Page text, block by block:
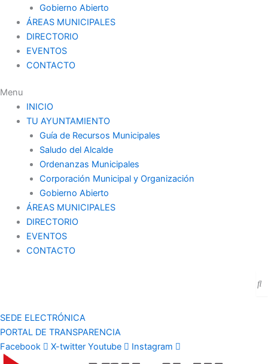
Gobierno Abierto
ÁREAS MUNICIPALES
DIRECTORIO
EVENTOS
CONTACTO
Menu
INICIO
TU AYUNTAMIENTO
Guía de Recursos Municipales
Saludo del Alcalde
Ordenanzas Municipales
Corporación Municipal y Organización
Gobierno Abierto
ÁREAS MUNICIPALES
DIRECTORIO
EVENTOS
CONTACTO
SEDE ELECTRÓNICA
PORTAL DE TRANSPARENCIA
Facebook
X-twitter Youtube Instagram